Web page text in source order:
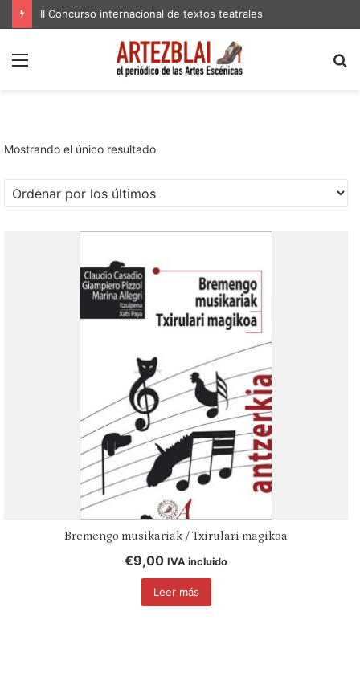
II Concurso internacional de textos teatrales
Menú
Mostrando el único resultado
Bremengo musikariak / Txirulari magikoa
€9,00 IVA incluido
Leer más